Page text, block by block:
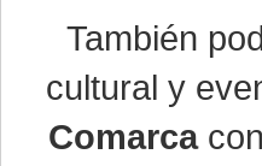
También
cultural y
Comarca